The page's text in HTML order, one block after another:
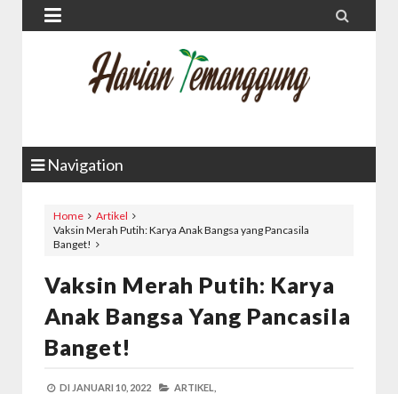
 
Navigation
Home
Artikel
Vaksin Merah Putih: Karya Anak Bangsa yang Pancasila
Banget!
Vaksin Merah Putih: Karya
Anak Bangsa Yang Pancasila
Banget!
DI JANUARI 10, 2022 ARTIKEL,